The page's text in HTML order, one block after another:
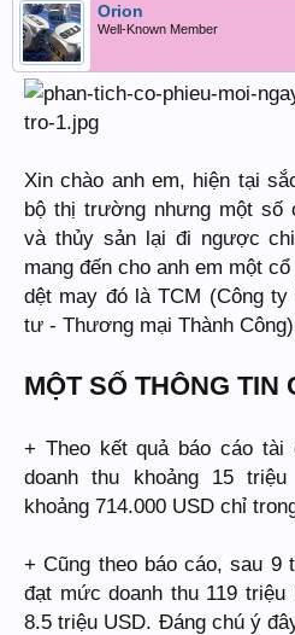
Orion
Well-Known Member
Xin chào anh em, hiện tại
bộ thị trường nhưng một số
và thủy sản lại đi ngược
mang đến cho anh em một
dệt may đó là TCM (Công
tư - Thương mại Thành
MỘT SỐ THÔNG TIN
+ Theo kết quả báo cáo
doanh thu khoảng 15
khoảng 714.000 USD chỉ
+ Cũng theo báo cáo, sau 9
đạt mức doanh thu 119
8.5 triệu USD. Đáng chú ý